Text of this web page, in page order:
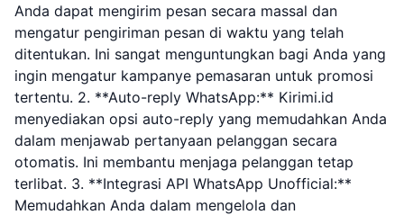
Anda dapat mengirim pesan secara massal dan
mengatur pengiriman pesan di waktu yang telah
ditentukan. Ini sangat menguntungkan bagi Anda yang
ingin mengatur kampanye pemasaran untuk promosi
tertentu. 2. **Auto-reply WhatsApp:** Kirimi.id
menyediakan opsi auto-reply yang memudahkan Anda
dalam menjawab pertanyaan pelanggan secara
otomatis. Ini membantu menjaga pelanggan tetap
terlibat. 3. **Integrasi API WhatsApp Unofficial:**
Memudahkan Anda dalam mengelola dan